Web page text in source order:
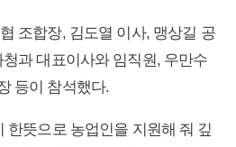
조합장, 김도열 이사, 맹상길 공
과 대표이사와 임직원, 우만수
등이 참석했다.
한뜻으로 농업인을 지원해 줘 깊